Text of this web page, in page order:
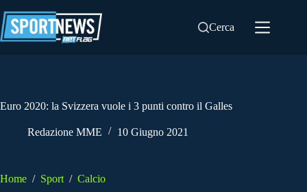
al
contenuto
Cerca
Euro 2020: la Svizzera vuole i 3 punti contro il Galles
Redazione MME 10 Giugno 2021
Home / Sport / Calcio